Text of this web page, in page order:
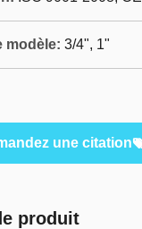
modèle: 3/4", 1"
une citation
produit